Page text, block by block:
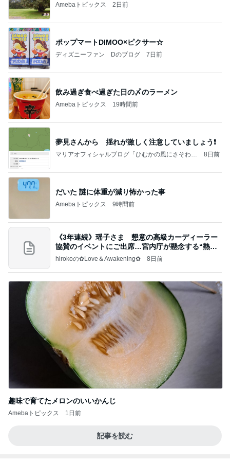
Amebaトピックス 2日前
ポップマートDIMOO×ピクサー☆
ディズニーファン Dのブログ 7日前
飲み過ぎ食べ過ぎた日の〆のラーメン
Amebaトピックス 19時間前
夢見さんから 揺れが激しく注意していましょう❗️
マリアオフィシャルブログ「ひむかの風にさそわれ
8日前
だいた 謎に体重が減り怖かった事
Amebaトピックス 9時間前
《3年連続》瑶子さま 懇意の高級カーディーラー
協賛のイベントにご出席…宮内庁が懸念する“熱心
すぎ
hirokoの✿Love＆Awakening✿ 8日前
趣味で育てたメロンのいいかんじ
Amebaトピックス 1日前
記事を読む